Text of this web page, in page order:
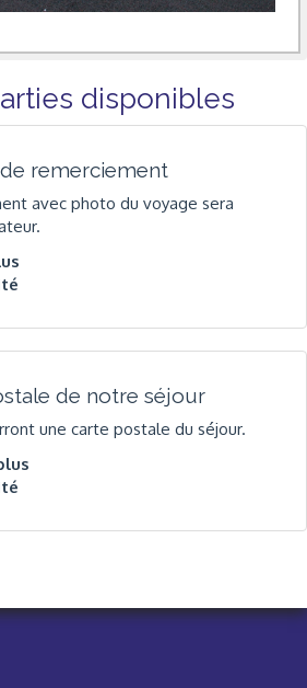
disponibles
remerciement
avec photo du voyage sera
de notre séjour
une carte postale du séjour.